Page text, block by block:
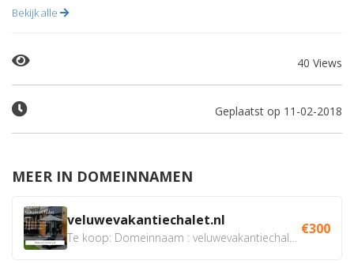
Bekijk alle
40 Views
Geplaatst op 11-02-2018
MEER IN DOMEINNAMEN
veluwevakantiechalet.nl €300